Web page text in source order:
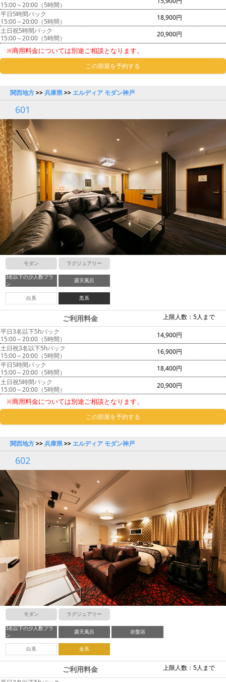
15:00～20:00（5時間）
平日5時間パック
15:00～20:00（5時間）
18,900円
土日祝5時間パック
15:00～20:00（5時間）
20,900円
※商用料金については別途ご相談となります。
この部屋を予約する
関西地方>>兵庫県>> エルディア モダン神戸
601
モダン ラグジュアリー
3名以下の少人数プラ
ン
露天風呂
白系 黒系
上限人数：5人まで
ご利用料金
平日3名以下5hパック
15:00～20:00（5時間）
14,900円
土日祝3名以下5hパック
15:00～20:00（5時間）
16,900円
平日5時間パック
15:00～20:00（5時間）
18,400円
土日祝5時間パック
15:00～20:00（5時間）
20,900円
※商用料金については別途ご相談となります。
この部屋を予約する
関西地方>>兵庫県>> エルディア モダン神戸
602
モダン ラグジュアリー
3名以下の少人数プラ
ン
露天風呂 岩盤浴
白系 金系
上限人数：5人まで
ご利用料金